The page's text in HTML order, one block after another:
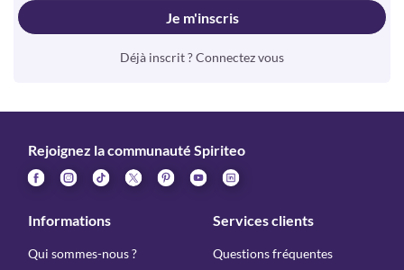
Je m'inscris
Déjà inscrit ? Connectez vous
Rejoignez la communauté Spiriteo
Informations
Qui sommes-nous ?
Services clients
Questions fréquentes